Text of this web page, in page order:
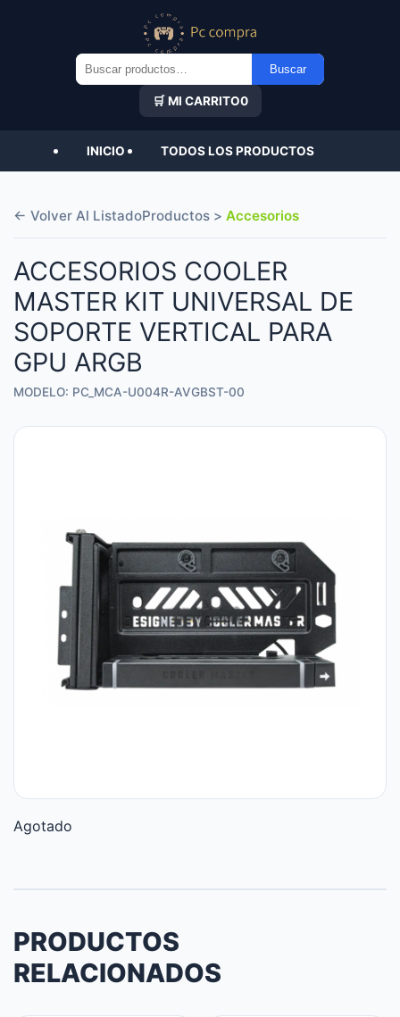
Buscar
por:
Buscar
🛒 MI CARRITO0
INICIO TODOS LOS PRODUCTOS
← Volver Al ListadoProductos > Accesorios
ACCESORIOS COOLER
MASTER KIT UNIVERSAL DE
SOPORTE VERTICAL PARA
GPU ARGB
MODELO: PC_MCA-U004R-AVGBST-00
Agotado
PRODUCTOS
RELACIONADOS